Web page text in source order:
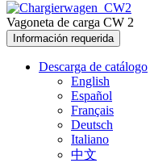
Vagoneta de carga CW 2
Información requerida
Descarga de catálogo
English
Español
Français
Deutsch
Italiano
中文